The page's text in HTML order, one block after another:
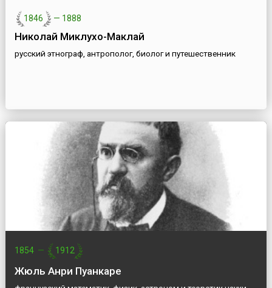
1846 — 1888
Николай Миклухо-Маклай
русский этнограф, антрополог, биолог и путешественник
1854 — 1912
Жюль Анри Пуанкаре